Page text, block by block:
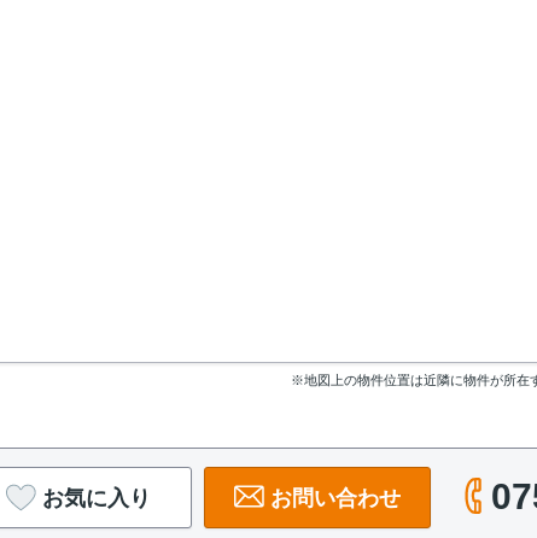
※地図上の物件位置は近隣に物件が所在
お気に入り お問い合わせ